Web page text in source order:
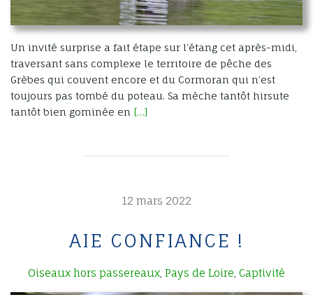
Un invité surprise a fait étape sur l’étang cet après-midi,
traversant sans complexe le territoire de pêche des
Grèbes qui couvent encore et du Cormoran qui n’est
toujours pas tombé du poteau. Sa mèche tantôt hirsute
tantôt bien gominée en […]
12 mars 2022
AIE CONFIANCE !
Oiseaux hors passereaux Pays de Loire Captivité